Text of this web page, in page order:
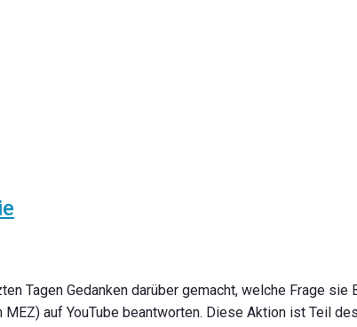
Tagen Gedanken darüber gemacht, welche Frage
MEZ) auf YouTube beantworten. Diese Aktion ist Teil